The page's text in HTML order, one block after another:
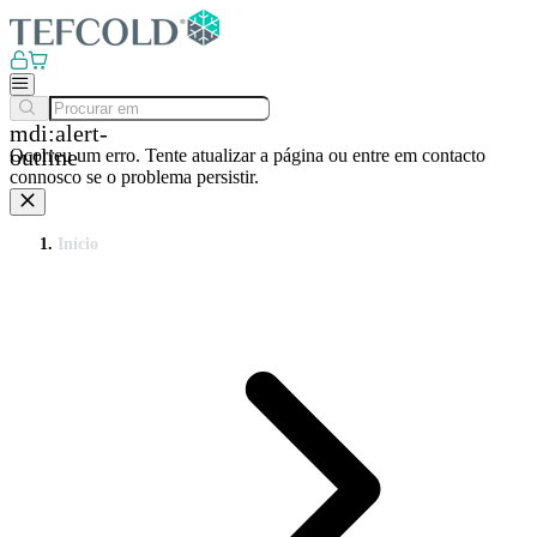
mdi:alert-
outline
Ocorreu um erro. Tente atualizar a página ou entre em contacto
connosco se o problema persistir.
Início